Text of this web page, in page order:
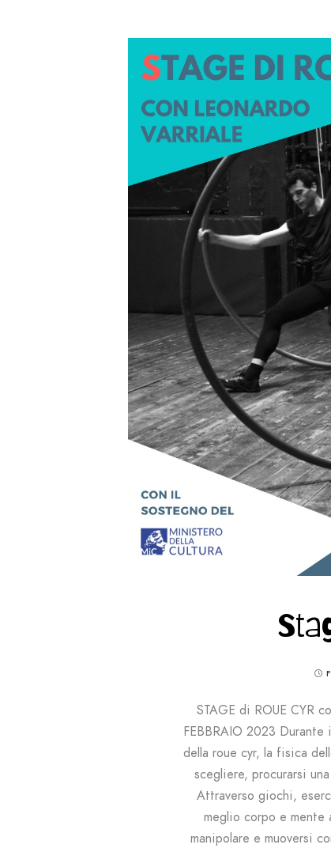
STAGE di ROUE CYR
FEBBRAIO 2023
della roue cyr, la fisica
scegliere, procurarsi
Attraverso giochi,
meglio corpo e mente
manipolare e muoversi